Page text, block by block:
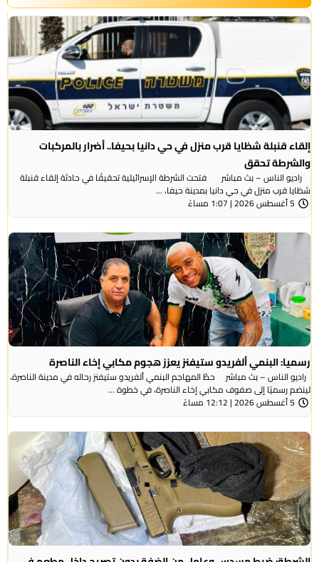
إلقاء قنبلة شظايا قرب منزل في حي دانيا بحيفا.. أضرار بالمركبات
والشرطة تحقق
راديو الناس – بث مباشر فتحت الشرطة الإسرائيلية تحقيقًا في حادثة إلقاء قنبلة
شظايا قرب منزل في حي دانيا بمدينة حيفا، ...
5 أغسطس 2026 | 1:07 مساءً
رسميا: البنمي ألفريدو ستيفنز يعزز هجوم مكابي إخاء الناصرة
راديو الناس – بث مباشر حطّ المهاجم البنمي ألفريدو ستيفنز رحاله في مدينة الناصرة،
لينضم رسميًا إلى صفوف مكابي إخاء الناصرة، في خطوة ...
5 أغسطس 2026 | 12:12 مساءً